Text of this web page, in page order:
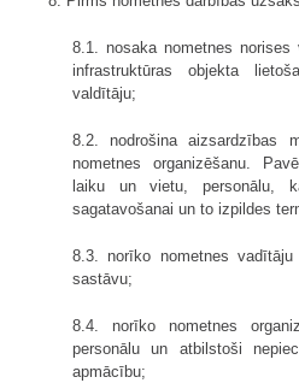
8.1. nosaka nometnes
infrastruktūras objekta
valdītāju;
8.2. nodrošina aizsardzības
nometnes organizēšanu.
laiku un vietu, personālu,
sagatavošanai un to izpildes
8.3. norīko nometnes
sastāvu;
8.4. norīko nometnes
personālu un atbilstoši
apmācību;